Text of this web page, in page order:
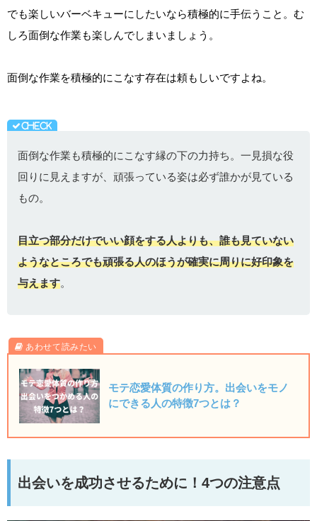
でも楽しいバーベキューにしたいなら積極的に手伝うこと。む
しろ面倒な作業も楽しんでしまいましょう。
面倒な作業を積極的にこなす存在は頼もしいですよね。
面倒な作業も積極的にこなす縁の下の力持ち。一見損な役
回りに見えますが、頑張っている姿は必ず誰かが見ている
もの。
目立つ部分だけでいい顔をする人よりも、誰も見ていない
ようなところでも頑張る人のほうが確実に周りに好印象を
与えます。
モテ恋愛体質の作り方。出会いをモノ
にできる人の特徴7つとは？
出会いを成功させるために！4つの注意点